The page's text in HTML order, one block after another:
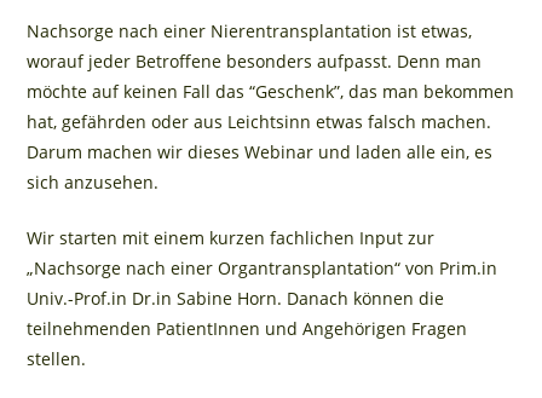
Nachsorge nach einer Nierentransplantation ist etwas,
worauf jeder Betroffene besonders aufpasst. Denn man
möchte auf keinen Fall das “Geschenk”, das man bekommen
hat, gefährden oder aus Leichtsinn etwas falsch machen.
Darum machen wir dieses Webinar und laden alle ein, es
sich anzusehen.
Wir starten mit einem kurzen fachlichen Input zur
„Nachsorge nach einer Organtransplantation“ von Prim.in
Univ.-Prof.in Dr.in Sabine Horn. Danach können die
teilnehmenden PatientInnen und Angehörigen Fragen
stellen.